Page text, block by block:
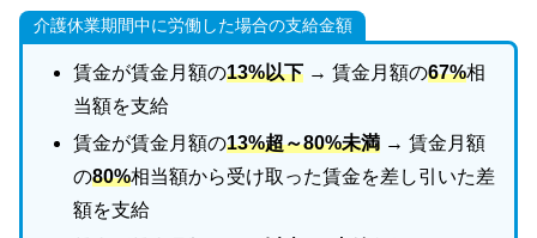
介護休業期間中に労働した場合の支給金額
賃金が賃金月額の13%以下→ 賃金月額の67%相
当額を支給
賃金が賃金月額の13%超～80%未満→ 賃金月額
の80%相当額から受け取った賃金を差し引いた差
額を支給